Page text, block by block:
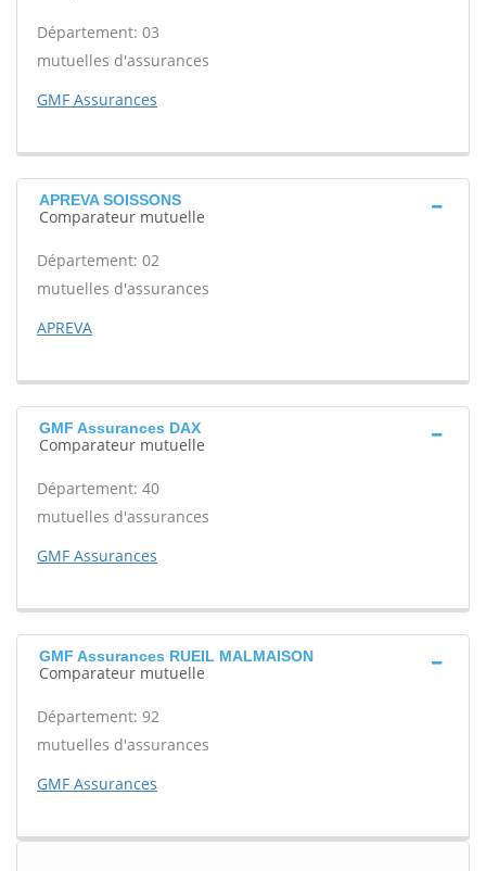
Département: 03
mutuelles d'assurances
GMF Assurances
APREVA SOISSONS
Comparateur mutuelle
Département: 02
mutuelles d'assurances
APREVA
GMF Assurances DAX
Comparateur mutuelle
Département: 40
mutuelles d'assurances
GMF Assurances
GMF Assurances RUEIL MALMAISON
Comparateur mutuelle
Département: 92
mutuelles d'assurances
GMF Assurances